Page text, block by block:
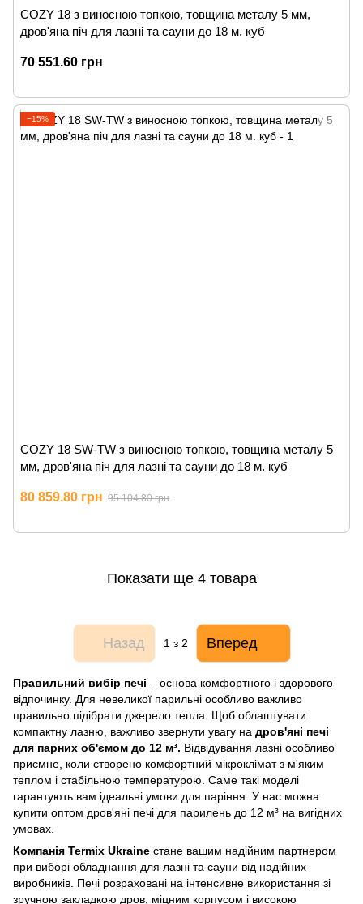
COZY 18 з виносною топкою, товщина металу 5 мм,
дров'яна піч для лазні та сауни до 18 м. куб
70 551.60 грн
−15%
COZY 18 SW-TW з виносною топкою, товщина металу 5
мм, дров'яна піч для лазні та сауни до 18 м. куб
80 859.80 грн 95 104.80 грн
Показати ще 4 товара
Назад 1 з 2 Вперед
Правильний вибір печі – основа комфортного і здорового
відпочинку. Для невеликої парильні особливо важливо
правильно підібрати джерело тепла. Щоб облаштувати
компактну лазню, важливо звернути увагу на дров'яні печі
для парних об'ємом до 12 м³. Відвідування лазні особливо
приємне, коли створено комфортний мікроклімат з м'яким
теплом і стабільною температурою. Саме такі моделі
гарантують вам ідеальні умови для паріння. У нас можна
купити оптом дров'яні печі для парилень до 12 м³ на вигідних
умовах.
Компанія Termix Ukraine стане вашим надійним партнером
при виборі обладнання для лазні та сауни від надійних
виробників. Печі розраховані на інтенсивне використання зі
зручною закладкою дров, міцним корпусом і високою